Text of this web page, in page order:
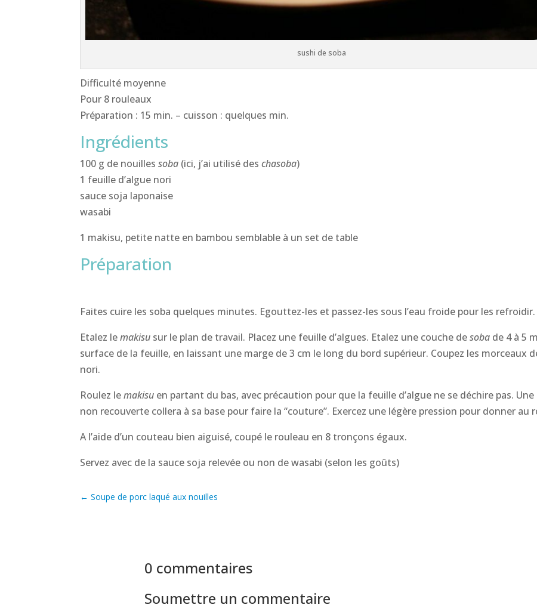
sushi de soba
Difficulté moyenne
Pour 8 rouleaux
Préparation : 15 min. – cuisson : quelques min.
Ingrédients
100 g de nouillessoba (ici, j’ai utilisé deschasoba)
1 feuille d’algue nori
sauce soja laponaise
wasabi
1 makisu, petite natte en bambou semblable à un set de table
Préparation
Faites cuire les soba quelques minutes. Egouttez-les et passez-les sous l’eau froide pour les refroidir.
Etalez lemakisu sur le plan de travail. Placez une feuille d’algues. Etalez une couche desoba de 4 à 5
surface de la feuille, en laissant une marge de 3 cm le long du bord supérieur. Coupez les morceaux
nori.
Roulez lemakisu en partant du bas, avec précaution pour que la feuille d’algue ne se déchire pas.
non recouverte collera à sa base pour faire la “couture”. Exercez une légère pression pour donner
A l’aide d’un couteau bien aiguisé, coupé le rouleau en 8 tronçons égaux.
Servez avec de la sauce soja relevée ou non de wasabi (selon les goûts)
←Soupe de porc laqué aux nouilles
0 commentaires
Soumettre un commentaire